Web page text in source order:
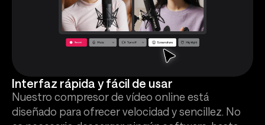
Interfaz rápida y fácil de usar
Nuestro compresor de vídeo online está
diseñado para ofrecer velocidad y sencillez. No